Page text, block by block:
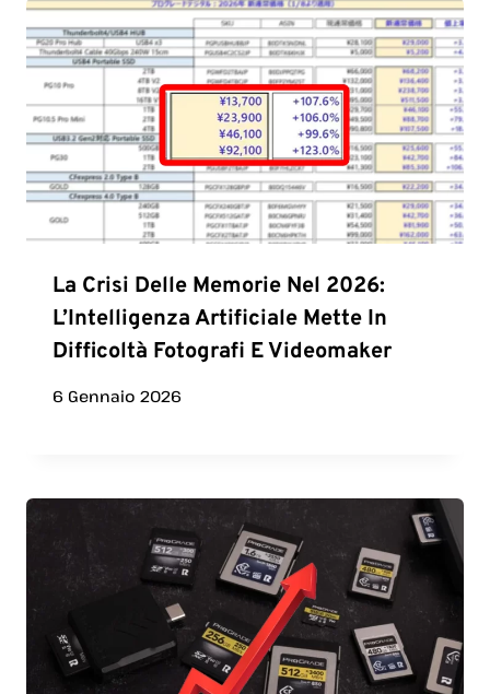
La Crisi Delle Memorie Nel 2026:
L’Intelligenza Artificiale Mette In
Difficoltà Fotografi E Videomaker
6 Gennaio 2026